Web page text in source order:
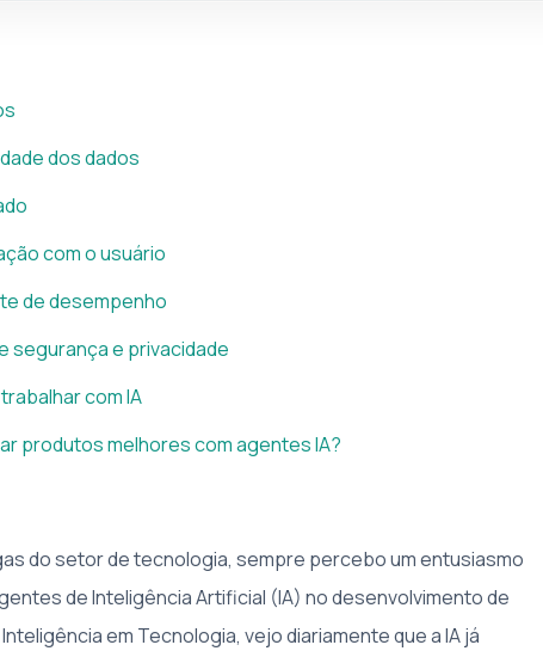
dos dados
com o usuário
de desempenho
segurança e privacidade
com IA
produtos melhores com agentes IA?
do setor de tecnologia, sempre percebo um entusiasmo
de Inteligência Artificial (IA) no desenvolvimento de
em Tecnologia, vejo diariamente que a IA já